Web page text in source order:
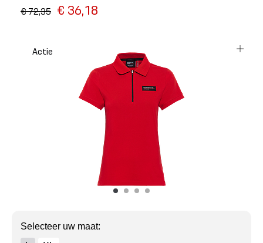
Acties
Porsche informatie
€ 72,35 € 36,18
Actie
Selecteer uw maat: